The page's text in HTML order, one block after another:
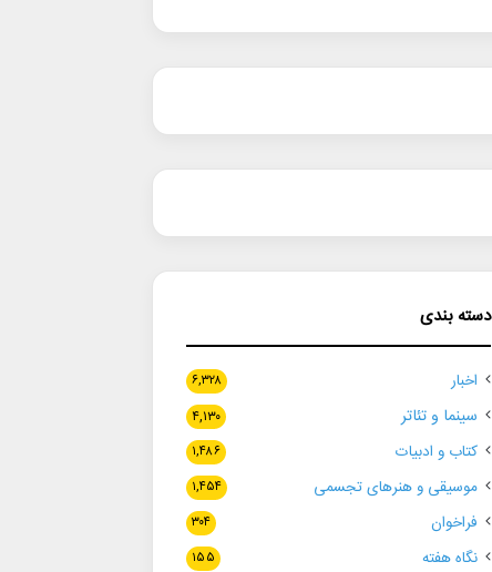
دسته بندی
اخبار ۶,۳۲۸
سینما و تئاتر ۴,۱۳۰
کتاب و ادبیات ۱,۴۸۶
موسیقی و هنرهای تجسمی ۱,۴۵۴
فراخوان ۳۰۴
نگاه هفته ۱۵۵